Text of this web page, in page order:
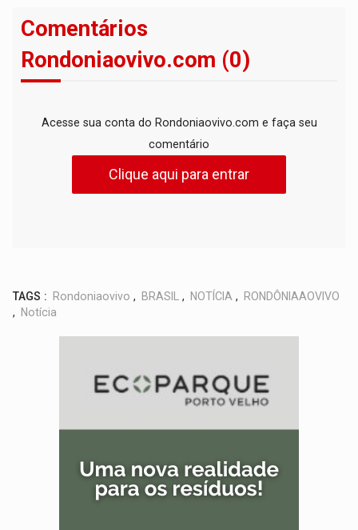
Comentários
Rondoniaovivo.com (0)
Acesse sua conta do Rondoniaovivo.com e faça seu
comentário
Clique aqui para entrar
TAGS : Rondoniaovivo , BRASIL , NOTÍCIA ,
RONDÔNIAAOVIVO
,
Notícia